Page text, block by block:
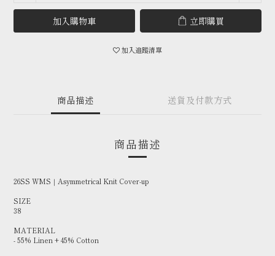
加入購物車 立即購買
加入追蹤清單
商品描述 送貨及付款方式
商品描述
26SS WMS｜Asymmetrical Knit Cover-up
SIZE
38
MATERIAL
- 55% Linen + 45% Cotton